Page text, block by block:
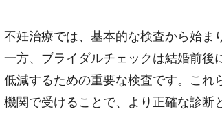
不妊治療では、基本的な検査から始ま
一方、ブライダルチェックは結婚前後
低減するための重要な検査です。これ
機関で受けることで、より正確な診断